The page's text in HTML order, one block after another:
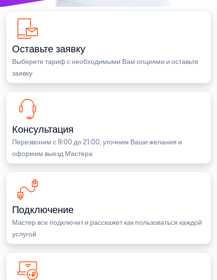
Оставьте заявку
Выберите тариф с необходимыми Вам опциями и оставьте
заявку
Консультация
Перезвоним с 9:00 до 21:00, уточним Ваши желания и
оформим выезд Мастера
Подключение
Мастер все подключит и расскажет как пользоваться каждой
услугой